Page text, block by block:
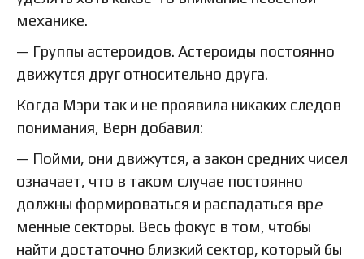
механике.
— Группы астероидов. Астероиды постоянно
движутся друг относительно друга.
Когда Мэри так и не проявила никаких следов
понимания, Верн добавил:
— Пойми, они движутся, а закон средних чисел
означает, что в таком случае постоянно
должны формироваться и распадаться вре
менные секторы. Весь фокус в том, чтобы
найти достаточно близкий сектор, который бы